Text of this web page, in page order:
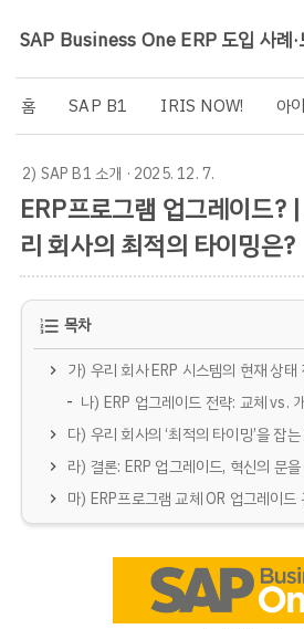
SAP Business One ERP 도입 사례·
홈 SAP B1 IRIS NOW! 아
2) SAP B1 소개 · 2025. 12. 7.
ERP프로그램 업그레이드?
리 회사의 최적의 타이밍은?
목차
가) 우리 회사 ERP 시스템의 현재 상태
나) ERP 업그레이드 전략: 교체 vs.
다) 우리 회사의 ‘최적의 타이밍’을 잡
라) 결론: ERP 업그레이드, 혁신의 문
마) ERP프로그램 교체 OR 업그레이드